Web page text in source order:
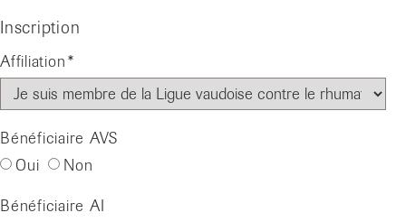
Inscription
Affiliation
Bénéficiaire AVS
Oui
Non
Bénéficiaire AI